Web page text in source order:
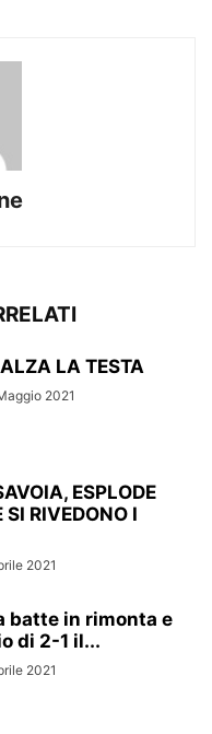
LA TESTA
2021
ESPLODE
SI RIVEDONO I
2021
batte in rimonta e
di 2-1 il...
2021